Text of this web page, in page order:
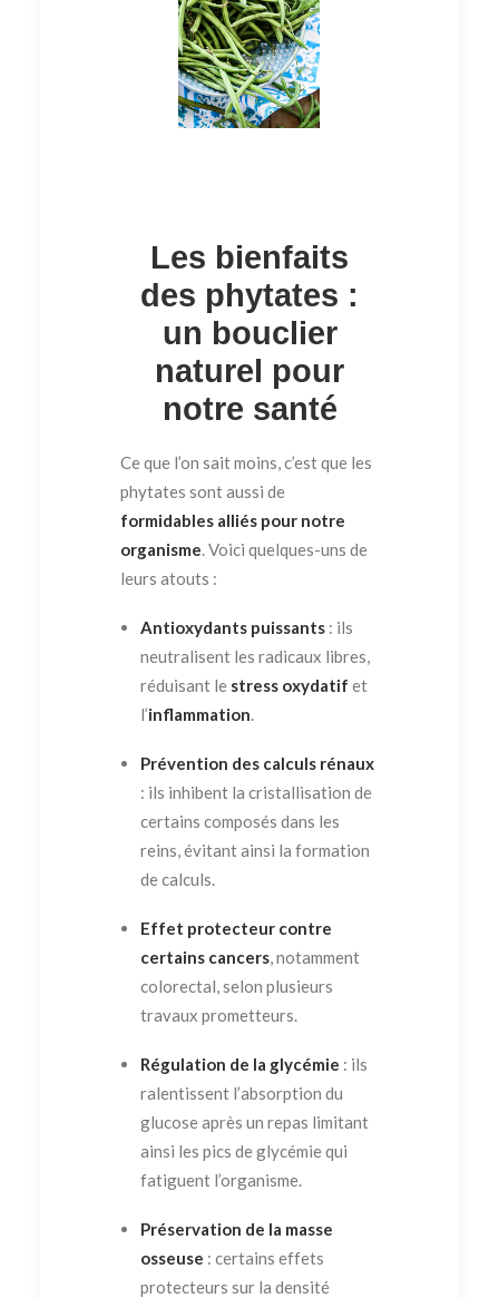
Les bienfaits
des phytates :
un bouclier
naturel pour
notre santé
Ce que l’on sait moins, c’est que les
phytates sont aussi de
formidables alliés pour notre
organisme. Voici quelques-uns de
leurs atouts :
Antioxydants puissants : ils
neutralisent les radicaux libres,
réduisant le stress oxydatif et
l’inflammation.
Prévention des calculs rénaux
: ils inhibent la cristallisation de
certains composés dans les
reins, évitant ainsi la formation
de calculs.
Effet protecteur contre
certains cancers, notamment
colorectal, selon plusieurs
travaux prometteurs.
Régulation de la glycémie : ils
ralentissent l’absorption du
glucose après un repas limitant
ainsi les pics de glycémie qui
fatiguent l’organisme.
Préservation de la masse
osseuse : certains effets
protecteurs sur la densité